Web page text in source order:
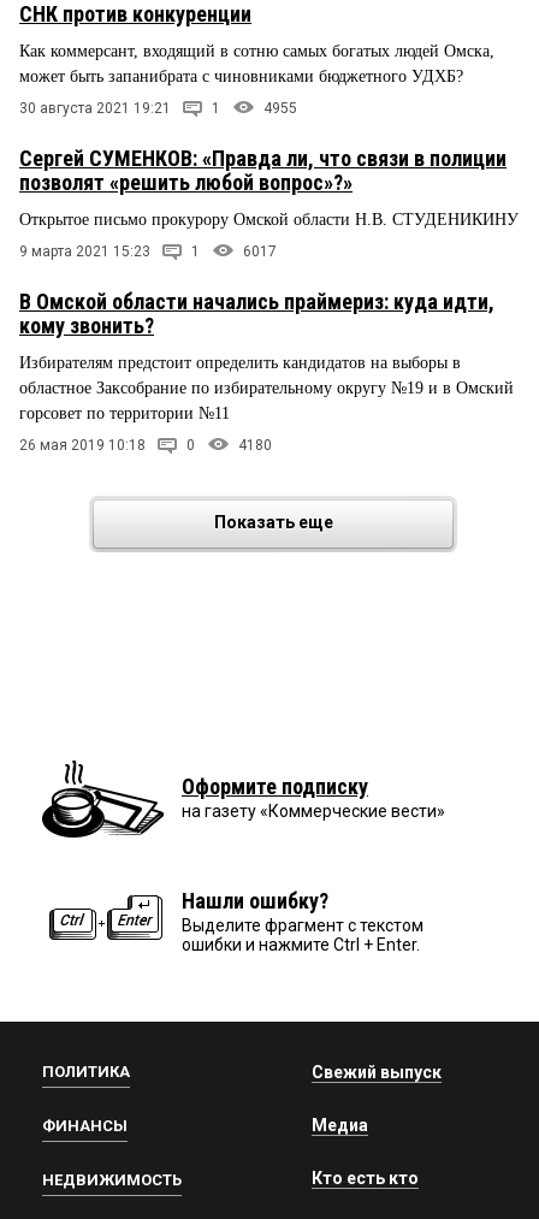
СНК против конкуренции
Как коммерсант, входящий в сотню самых богатых людей Омска,
может быть запанибрата с чиновниками бюджетного УДХБ?
30 августа 2021 19:21 1 4955
Сергей СУМЕНКОВ: «Правда ли, что связи в полиции
позволят «решить любой вопрос»?»
Открытое письмо прокурору Омской области Н.В. СТУДЕНИКИНУ
9 марта 2021 15:23 1 6017
В Омской области начались праймериз: куда идти,
кому звонить?
Избирателям предстоит определить кандидатов на выборы в
областное Заксобрание по избирательному округу №19 и в Омский
горсовет по территории №11
26 мая 2019 10:18 0 4180
Показать еще
Оформите подписку
на газету «Коммерческие вести»
Нашли ошибку?
Выделите фрагмент с текстом
ошибки и нажмите Ctrl + Enter.
ПОЛИТИКА
ФИНАНСЫ
НЕДВИЖИМОСТЬ
Свежий выпуск
Медиа
Кто есть кто